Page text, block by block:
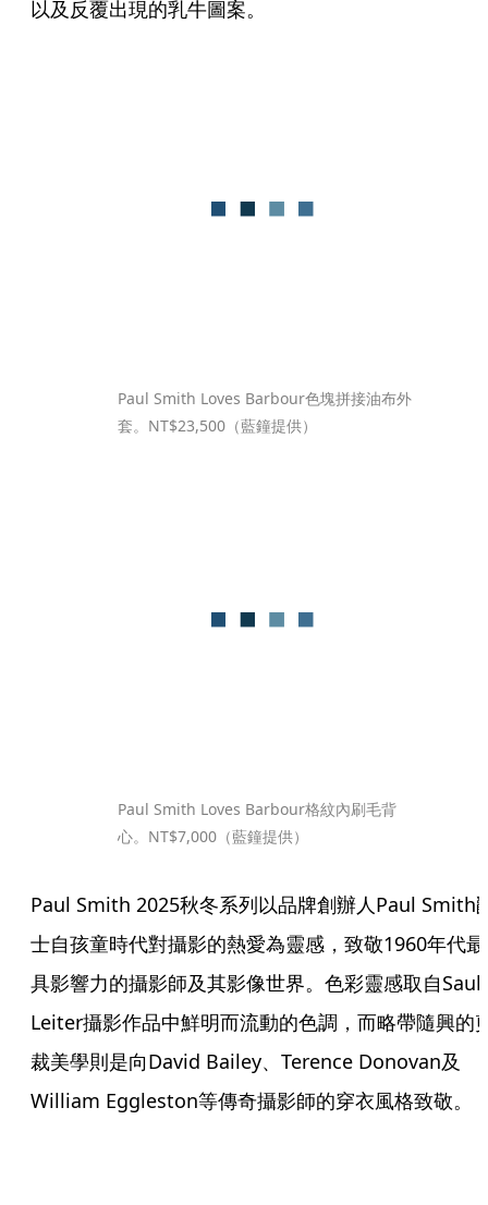
以及反覆出現的乳牛圖案。
Paul Smith Loves Barbour色塊拼接油布外
套。NT$23,500（藍鐘提供）
Paul Smith Loves Barbour格紋內刷毛背
心。NT$7,000（藍鐘提供）
Paul Smith 2025秋冬系列以品牌創辦人Paul Smith
士自孩童時代對攝影的熱愛為靈感，致敬1960年代最
具影響力的攝影師及其影像世界。色彩靈感取自Saul
Leiter攝影作品中鮮明而流動的色調，而略帶隨興的
裁美學則是向David Bailey、Terence Donovan及
William Eggleston等傳奇攝影師的穿衣風格致敬。